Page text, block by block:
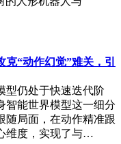
“动作幻觉”难关，引
型仍处于快速迭代阶
智能世界模型这一细分
随局面，在动作精准跟
维度，实现了与…